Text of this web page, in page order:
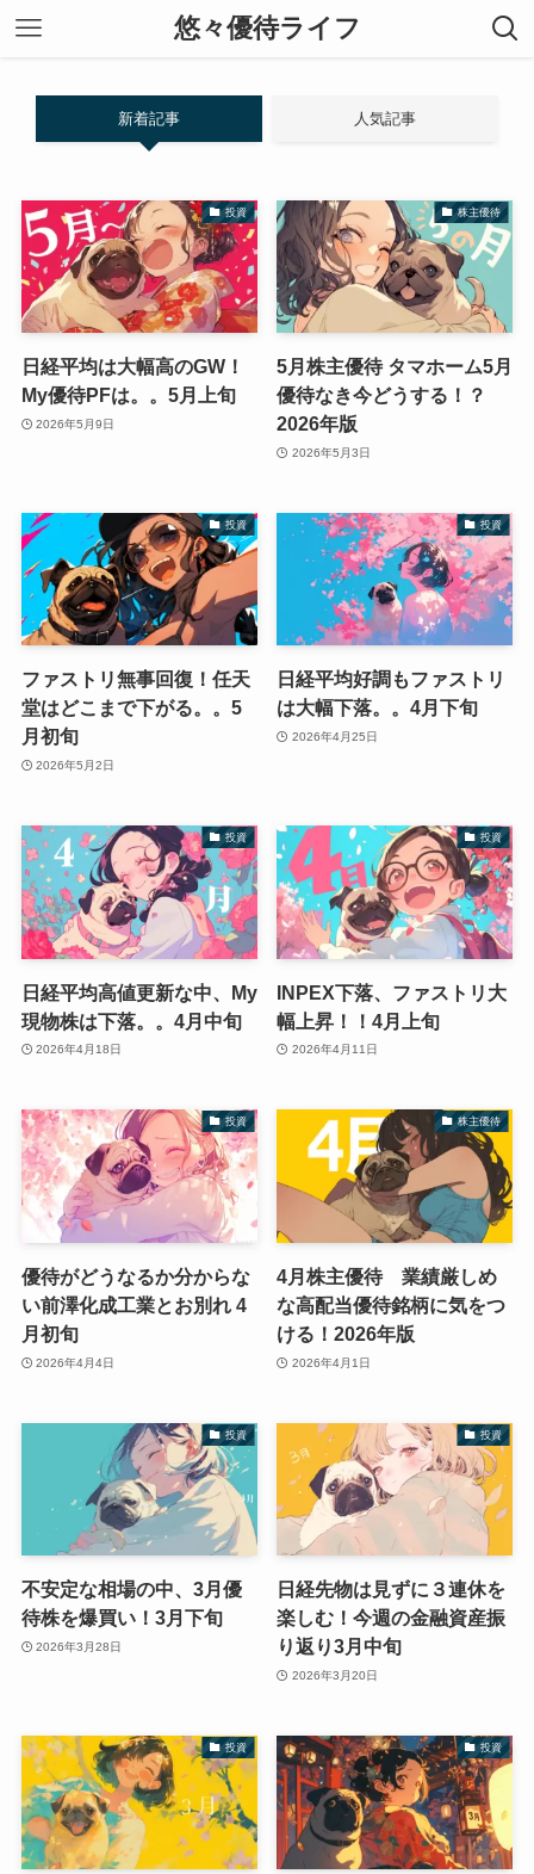
悠々優待ライフ
新着記事 人気記事
投資
日経平均は大幅高のGW！
My優待PFは。。5月上旬
2026年5月9日
株主優待
5月株主優待 タマホーム5月
優待なき今どうする！？
2026年版
2026年5月3日
投資
ファストリ無事回復！任天
堂はどこまで下がる。。5
月初旬
2026年5月2日
投資
日経平均好調もファストリ
は大幅下落。。4月下旬
2026年4月25日
投資
日経平均高値更新な中、My
現物株は下落。。4月中旬
2026年4月18日
投資
INPEX下落、ファストリ大
幅上昇！！4月上旬
2026年4月11日
投資
優待がどうなるか分からな
い前澤化成工業とお別れ 4
月初旬
2026年4月4日
株主優待
4月株主優待 業績厳しめ
な高配当優待銘柄に気をつ
ける！2026年版
2026年4月1日
投資
不安定な相場の中、3月優
待株を爆買い！3月下旬
2026年3月28日
投資
日経先物は見ずに３連休を
楽しむ！今週の金融資産振
り返り3月中旬
2026年3月20日
投資 投資